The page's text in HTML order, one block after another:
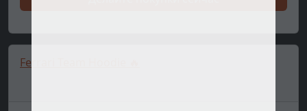
Ferrari Team Hoodie 🔥